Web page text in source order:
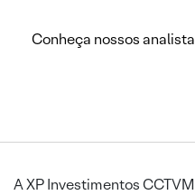
Conheça nossos
A XP Investimentos